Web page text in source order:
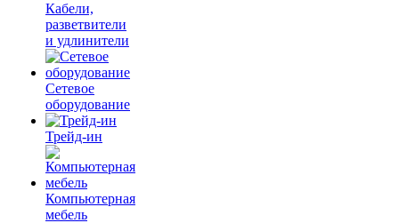
Кабели,
разветвители
и удлинители
Сетевое
оборудование
Трейд-ин
Компьютерная
мебель